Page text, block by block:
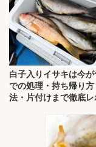
白子入りイサキは今が
での処理・持ち帰り
法・片付けまで徹底レ